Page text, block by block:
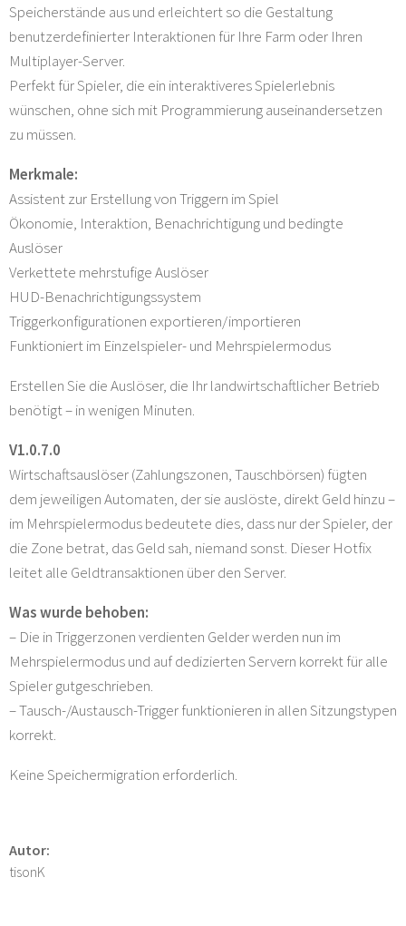
Speicherstände aus und erleichtert so die Gestaltung
benutzerdefinierter Interaktionen für Ihre Farm oder Ihren
Multiplayer-Server.
Perfekt für Spieler, die ein interaktiveres Spielerlebnis
wünschen, ohne sich mit Programmierung auseinandersetzen
zu müssen.
Merkmale:
Assistent zur Erstellung von Triggern im Spiel
Ökonomie, Interaktion, Benachrichtigung und bedingte
Auslöser
Verkettete mehrstufige Auslöser
HUD-Benachrichtigungssystem
Triggerkonfigurationen exportieren/importieren
Funktioniert im Einzelspieler- und Mehrspielermodus
Erstellen Sie die Auslöser, die Ihr landwirtschaftlicher Betrieb
benötigt – in wenigen Minuten.
V1.0.7.0
Wirtschaftsauslöser (Zahlungszonen, Tauschbörsen) fügten
dem jeweiligen Automaten, der sie auslöste, direkt Geld hinzu –
im Mehrspielermodus bedeutete dies, dass nur der Spieler, der
die Zone betrat, das Geld sah, niemand sonst. Dieser Hotfix
leitet alle Geldtransaktionen über den Server.
Was wurde behoben:
– Die in Triggerzonen verdienten Gelder werden nun im
Mehrspielermodus und auf dedizierten Servern korrekt für alle
Spieler gutgeschrieben.
– Tausch-/Austausch-Trigger funktionieren in allen Sitzungstypen
korrekt.
Keine Speichermigration erforderlich.
Autor:
tisonK